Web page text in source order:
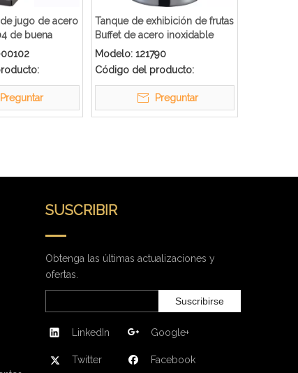
jugo de acero
de buena
el buffet del
hotel
00102
Preguntar
Tanque de exhibición de frutas
Buffet de acero inoxidable
para restaurante de hotel de
buena calidad
Modelo: 121790
Código del producto:
Preguntar
SUSCRIBIR
Obtenga las últimas actualizaciones y
ofertas.
Suscribirse
LinkedIn Google+
Twitter Facebook